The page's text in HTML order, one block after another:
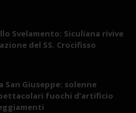
Svelamento: Siculiana rivive
del SS. Crocifisso
San Giuseppe: solenne
fuochi d’artificio